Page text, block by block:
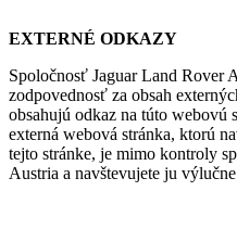
EXTERNÉ ODKAZY
Spoločnosť Jaguar Land Rover
zodpovednosť za obsah
obsahujú odkaz na túto
externá webová stránka, ktorú
tejto stránke, je mimo kontroly
Austria a navštevujete ju